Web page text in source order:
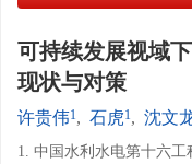
可持续发展视域
现状与对策
许贵伟1, 石虎1, 沈文
1. 中国水利水电第十六